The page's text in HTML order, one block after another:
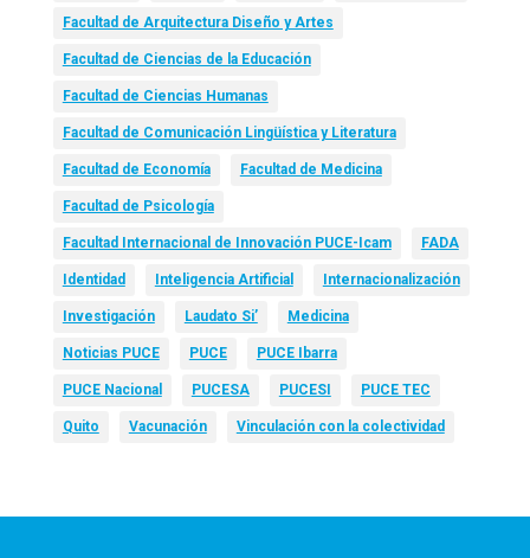
Facultad de Arquitectura Diseño y Artes
Facultad de Ciencias de la Educación
Facultad de Ciencias Humanas
Facultad de Comunicación Lingüística y Literatura
Facultad de Economía Facultad de Medicina
Facultad de Psicología
Facultad Internacional de Innovación PUCE-Icam FADA
Identidad Inteligencia Artificial Internacionalización
Investigación Laudato Si’ Medicina
Noticias PUCE PUCE PUCE Ibarra
PUCE Nacional PUCESA PUCESI PUCE TEC
Quito Vacunación Vinculación con la colectividad